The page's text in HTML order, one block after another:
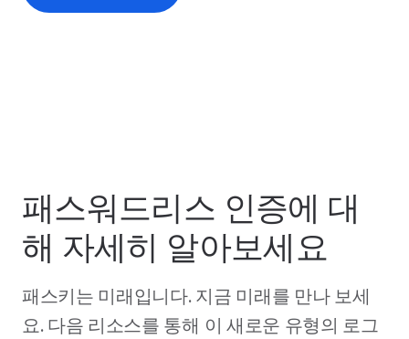
패스워드리스 인증에 대
해 자세히 알아보세요
패스키는 미래입니다. 지금 미래를 만나 보세
요. 다음 리소스를 통해 이 새로운 유형의 로그